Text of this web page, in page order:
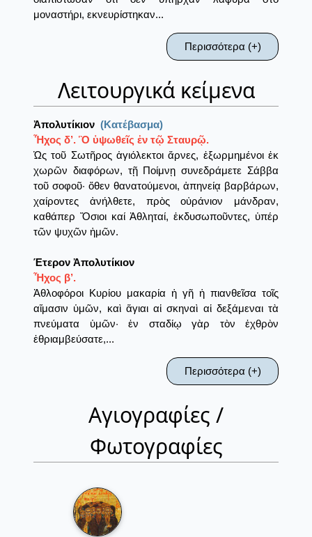
μοναστήρι, εκνευρίστηκαν...
Περισσότερα (+)
Λειτουργικά κείμενα
Ἀπολυτίκιον (Κατέβασμα)
Ἦχος δ’. Ὃ ὑψωθεῖς ἐν τῷ Σταυρῷ.
Ὡς τοῦ Σωτῆρος ἁγιόλεκτοι ἄρνες, ἐξωρμημένοι ἐκ
χωρῶν διαφόρων, τῇ Ποίμνῃ συνεδράμετε Σάββα
τοῦ σοφοῦ· ὅθεν θανατούμενοι, ἀπηνείᾳ βαρβάρων,
χαίροντες ἀνήλθετε, πρὸς οὐράνιον μάνδραν,
καθάπερ Ὅσιοι καί Ἀθληταί, ἐκδυσωποῦντες, ὑπέρ
τῶν ψυχῶν ἡμῶν.
Έτερον Ἀπολυτίκιον
Ἦχος β’.
Ἀθλοφόροι Κυρίου μακαρία ἡ γῆ ἡ πιανθεῖσα τοῖς
αἵμασιν ὑμῶν, καὶ ἅγιαι αἱ σκηναὶ αἱ δεξάμεναι τὰ
πνεύματα ὑμῶν· ἐν σταδίῳ γὰρ τὸν ἐχθρὸν
ἐθριαμβεύσατε,...
Περισσότερα (+)
Αγιογραφίες /
Φωτογραφίες